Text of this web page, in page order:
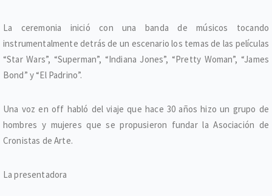
La ceremonia inició con una banda de músicos tocando
instrumentalmente detrás de un escenario los temas de las películas
“Star Wars”, “Superman”, “Indiana Jones”, “Pretty Woman”, “James
Bond” y “El Padrino”.
Una voz en off habló del viaje que hace 30 años hizo un grupo de
hombres y mujeres que se propusieron fundar la Asociación de
Cronistas de Arte.
La presentadora